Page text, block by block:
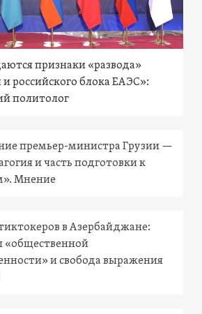
признаки «развода»
российского блока ЕАЭС»:
политолог
премьер-министра Грузии —
и часть подготовки к
Мнение
в Азербайджане:
«общественной
и свобода выражения